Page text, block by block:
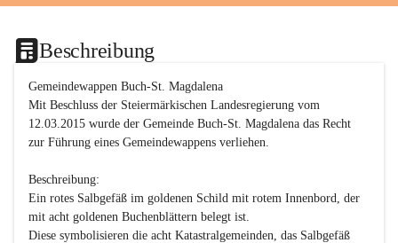
Beschreibung
Gemeindewappen Buch-St. Magdalena
Mit Beschluss der Steiermärkischen Landesregierung vom
12.03.2015 wurde der Gemeinde Buch-St. Magdalena das Recht
zur Führung eines Gemeindewappens verliehen.
Beschreibung:
Ein rotes Salbgefäß im goldenen Schild mit rotem Innenbord, der
mit acht goldenen Buchenblättern belegt ist.
Diese symbolisieren die acht Katastralgemeinden, das Salbgefäß